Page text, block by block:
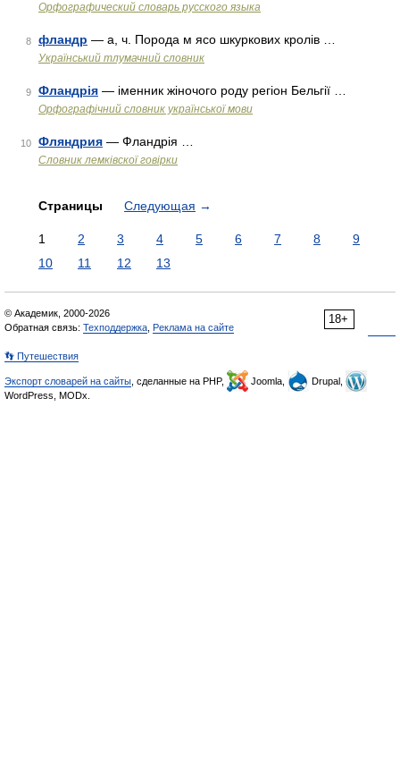
Орфографический словарь русского языка
8 фландр — а, ч. Порода м ясо шкуркових кролів …
Український тлумачний словник
9 Фландрія — іменник жіночого роду регіон Бельгії …
Орфографічний словник української мови
10 Фляндрия — Фландрія …
Словник лемківскої говірки
Страницы Следующая →
1 2 3 4 5 6 7 8
9
10
11 12 13
18+
© Академик, 2000-2026
Обратная связь: Техподдержка Реклама на сайте
👣 Путешествия
Экспорт словарей на сайты , сделанные на PHP, Joomla,
Drupal,
WordPress, MODx.